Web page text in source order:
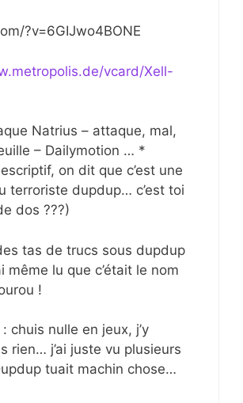
?v=6GIJwo4BONE
vcard/Xell-
Natrius – attaque, mal,
– Dailymotion … *
on dit que c’est une
terroriste dupdup… c’est toi
dos ???)
tas de trucs sous dupdup
même lu que c’était le nom
!
chuis nulle en jeux, j’y
rien… j’ai juste vu plusieurs
tuait machin chose…